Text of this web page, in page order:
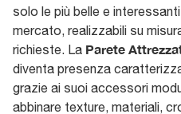
solo le più belle e
mercato, realizzabili su
richieste. La Parete
diventa presenza
grazie ai suoi accessori
abbinare texture, materiali,